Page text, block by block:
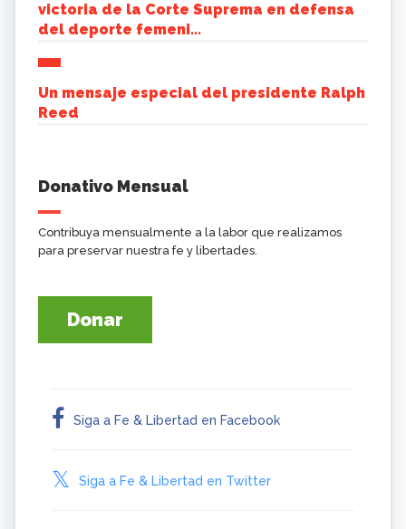
victoria de la Corte Suprema en defensa
del deporte femeni...
Un mensaje especial del presidente Ralph
Reed
Donativo Mensual
Contribuya mensualmente a la labor que realizamos
para preservar nuestra fe y libertades.
Donar
Siga a Fe & Libertad en Facebook
Siga a Fe & Libertad en Twitter